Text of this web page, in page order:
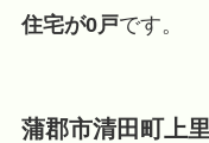
住宅が0戸です。
蒲郡市清田町上